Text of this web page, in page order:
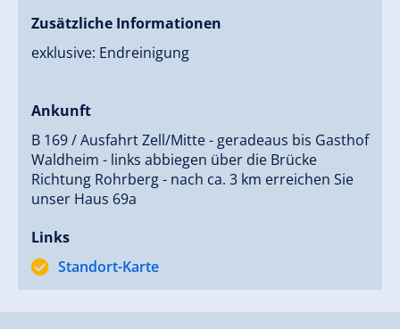
Zusätzliche Informationen
exklusive: Endreinigung
Ankunft
B 169 / Ausfahrt Zell/Mitte - geradeaus bis Gasthof
Waldheim - links abbiegen über die Brücke
Richtung Rohrberg - nach ca. 3 km erreichen Sie
unser Haus 69a
Links
Standort-Karte